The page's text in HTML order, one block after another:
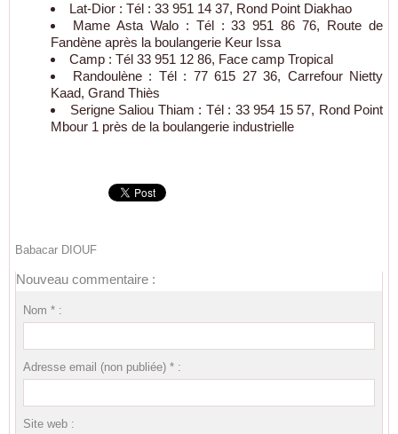
Lat-Dior : Tél : 33 951 14 37, Rond Point Diakhao
Mame Asta Walo : Tél : 33 951 86 76, Route de
Fandène après la boulangerie Keur Issa
Camp : Tél 33 951 12 86, Face camp Tropical
Randoulène : Tél : 77 615 27 36, Carrefour Nietty
Kaad, Grand Thiès
Serigne Saliou Thiam : Tél : 33 954 15 57, Rond Point
Mbour 1 près de la boulangerie industrielle
Babacar DIOUF
Nouveau commentaire :
Nom * :
Adresse email (non publiée) * :
Site web :